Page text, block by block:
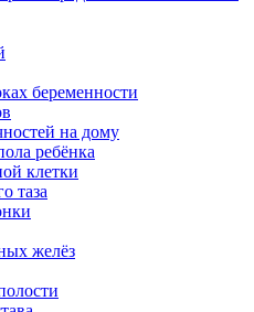
беременности
на дому
ребёнка
клетки
таза
желёз